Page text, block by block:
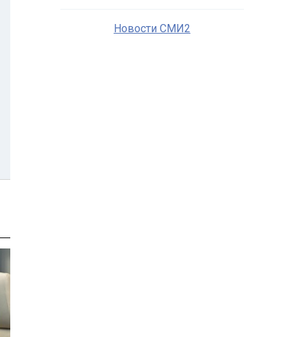
Новости СМИ2